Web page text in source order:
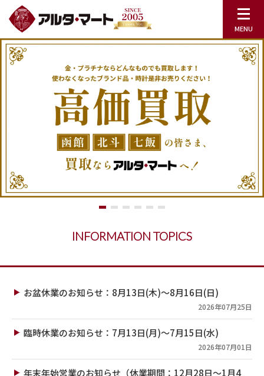
INFORMATION TOPICS
お盆休業のお知らせ：8月13日(木)～8月16日(日)
2026年07月25日
臨時休業のお知らせ：7月13日(月)～7月15日(水)
2026年07月01日
年末年始営業のお知らせ（休業期間：12月28日～1月4